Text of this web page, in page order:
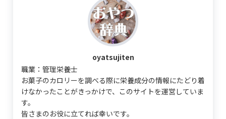
oyatsujiten
職業：管理栄養士
お菓子のカロリーを調べる際に栄養成分の情報にたどり着
けなかったことがきっかけで、このサイトを運営していま
す。
皆さまのお役に立てれば幸いです。